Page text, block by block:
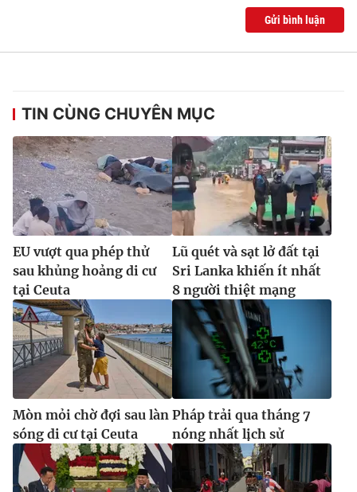
Gửi bình luận
TIN CÙNG CHUYÊN MỤC
EU vượt qua phép thử
sau khủng hoảng di cư
tại Ceuta
Lũ quét và sạt lở đất tại
Sri Lanka khiến ít nhất
8 người thiệt mạng
Mòn mỏi chờ đợi sau làn
sóng di cư tại Ceuta
Pháp trải qua tháng 7
nóng nhất lịch sử